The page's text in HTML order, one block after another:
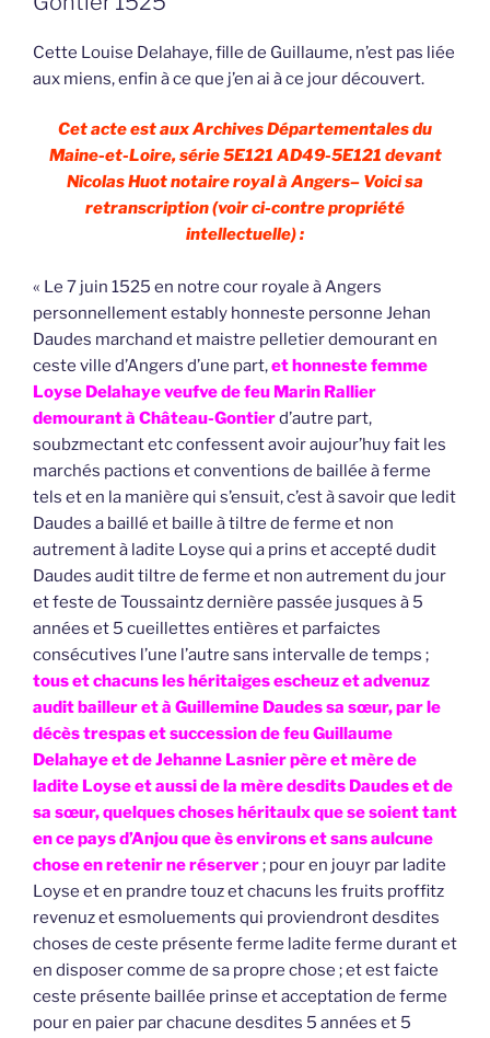
Cette Louise Delahaye, fille de Guillaume, n’est pas liée
aux miens, enfin à ce que j’en ai à ce jour découvert.
Cet acte est aux Archives Départementales du
Maine-et-Loire, série 5E121 AD49-5E121 devant
Nicolas Huot notaire royal à Angers– Voici sa
retranscription (voir ci-contre propriété
intellectuelle) :
« Le 7 juin 1525 en notre cour royale à Angers
personnellement estably honneste personne Jehan
Daudes marchand et maistre pelletier demourant en
ceste ville d’Angers d’une part,et honneste femme
Loyse Delahaye veufve de feu Marin Rallier
demourant à Château-Gontierd’autre part,
soubzmectant etc confessent avoir aujour’huy fait les
marchés pactions et conventions de baillée à ferme
tels et en la manière qui s’ensuit, c’est à savoir que ledit
Daudes a baillé et baille à tiltre de ferme et non
autrement à ladite Loyse qui a prins et accepté dudit
Daudes audit tiltre de ferme et non autrement du jour
et feste de Toussaintz dernière passée jusques à 5
années et 5 cueillettes entières et parfaictes
consécutives l’une l’autre sans intervalle de temps ;
tous et chacuns les héritaiges escheuz et advenuz
audit bailleur et à Guillemine Daudes sa sœur, par le
décès trespas et succession de feu Guillaume
Delahaye et de Jehanne Lasnier père et mère de
ladite Loyse et aussi de la mère desdits Daudes et de
sa sœur, quelques choses héritaulx que se soient tant
en ce pays d’Anjou que ès environs et sans aulcune
chose en retenir ne réserver; pour en jouyr par ladite
Loyse et en prandre touz et chacuns les fruits proffitz
revenuz et esmoluements qui proviendront desdites
choses de ceste présente ferme ladite ferme durant et
en disposer comme de sa propre chose ; et est faicte
ceste présente baillée prinse et acceptation de ferme
pour en paier par chacune desdites 5 années et 5